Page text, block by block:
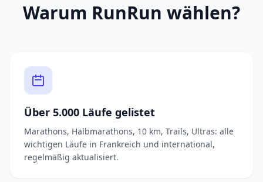
Warum RunRun wählen?
Über 5.000 Läufe gelistet
Marathons, Halbmarathons, 10 km, Trails, Ultras: alle
wichtigen Läufe in Frankreich und international,
regelmäßig aktualisiert.